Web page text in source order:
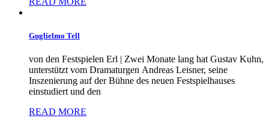
Guglielmo Tell
von den Festspielen Erl | Zwei Monate lang hat Gustav Kuhn,
unterstützt vom Dramaturgen Andreas Leisner, seine
Inszenierung auf der Bühne des neuen Festspielhauses
einstudiert und den
READ MORE